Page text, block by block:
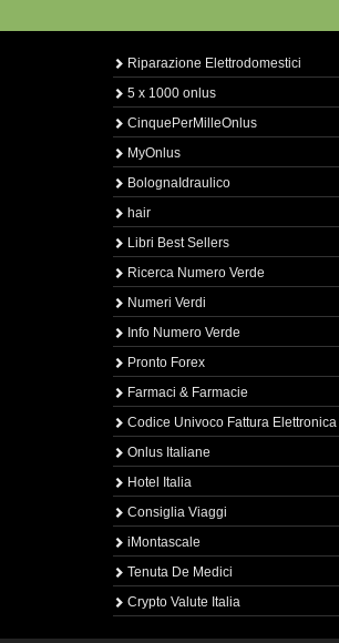
Riparazione Elettrodomestici
5 x 1000 onlus
CinquePerMilleOnlus
MyOnlus
BolognaIdraulico
hair
Libri Best Sellers
Ricerca Numero Verde
Numeri Verdi
Info Numero Verde
Pronto Forex
Farmaci & Farmacie
Codice Univoco Fattura Elettronica
Onlus Italiane
Hotel Italia
Consiglia Viaggi
iMontascale
Tenuta De Medici
Crypto Valute Italia